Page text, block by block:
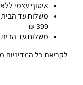
איסוף עצמי
משלוח עד
399 ₪.
משלוח עד הבית
לקריאת כל המדיניות